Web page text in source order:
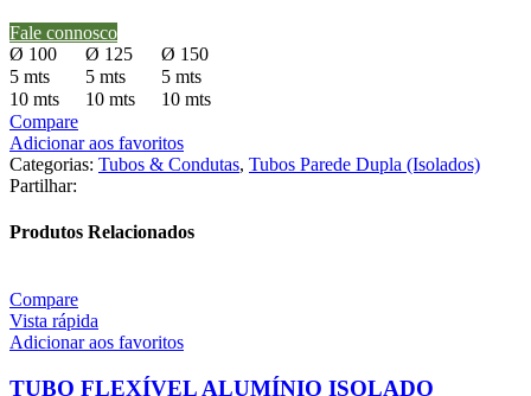
Fale connosco
Ø 100
Ø 125
Ø 150
5 mts
5 mts
5 mts
10 mts
10 mts
10 mts
Compare
Adicionar aos favoritos
Categorias: Tubos & Condutas, Tubos Parede Dupla (Isolados)
Partilhar:
Produtos Relacionados
Compare
Vista rápida
Adicionar aos favoritos
TUBO FLEXÍVEL ALUMÍNIO ISOLADO